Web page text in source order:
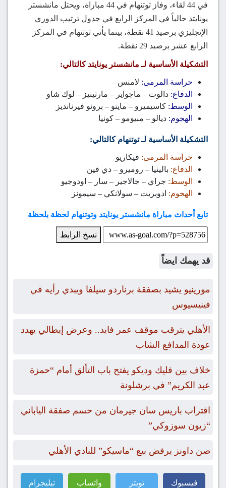
في 44 لقاء، وفاز توتنهام في 44 مباراة، ويحتل مانشستر
يونايتد حالياً في المركز الرابع في جدول ترتيب الدوري
الإنجليزي برصيد 41 نقطة، بينما يأتي توتنهام في المركز
الرابع عشر برصيد 29 نقطة.
التشكيلة الأساسية لـ مانشستر يونايتد كالتالي:
حراسة المرمى: لامنس
الدفاع: دالوت – ماجواير – مارتينيز – لوك شاو
الوسط: كاسيميرو – ماينو – برونو فيرنانديز
الهجوم: ديالو – مبيومو – كونيا
التشكيلة الأساسية لـ توتنهام كالتالي:
حراسة المرمى: فيكاريو
الدفاع: بالينيا – روميرو – دي فين
الوسط: جراي – جالاجير – سار – اودوجيو
الهجوم: ادوبريت – سولانكي – سيمونز
تابع أحداث مباراة مانشستر يونايتد وتوتنهام لحظة بلحظة
نسخ الرابط
قد يهمك ايضاً
مورينيو يشيد بصفقة برناردو سيلفا ويبدي رأيه في
فينيسيوس
الأهلي يترقب موقف عمر فايد.. وعرض إيطالي يهدد
عودة المدافع الشاب
خلاف بين فليك وديكو يفتح باب التألق أمام “حمزة
عبد الكريم” في برشلونة
اقتراب باريس سان جيرمان من حسم صفقة الياباني
“زيون سوزوكي”
صن داونز يرفض بيع “ماسيكو” للنادي الأهلي
فيسبوك تويتر واتساب تيليجرام